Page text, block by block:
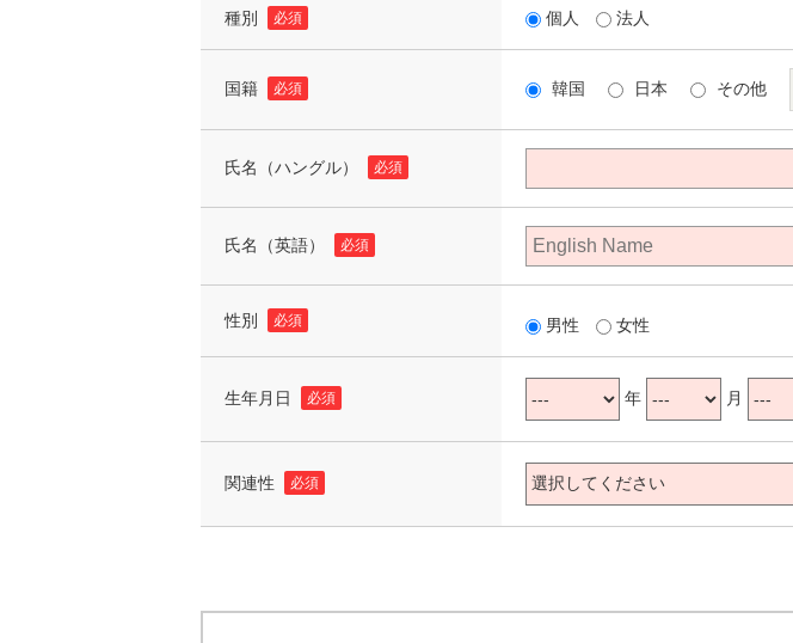
種別 必須 個人 法人
国籍 必須 韓国 日本 その他
氏名（ハングル） 必須
氏名（英語） 必須
性別 必須 男性 女性
生年月日 必須 年 月
関連性 必須